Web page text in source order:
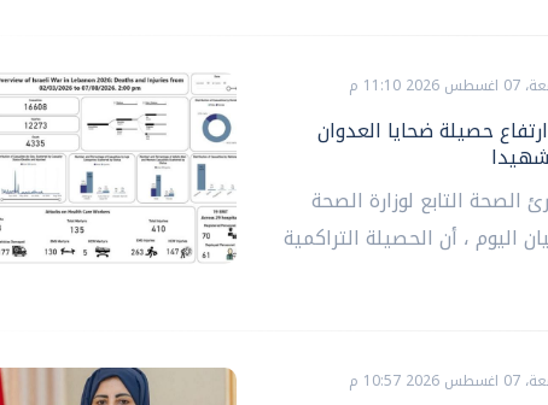
11:10 م
ارتفاع حصيلة ضحايا العدوان
الصحة التابع لوزارة الصحة
اليوم ، أن الحصيلة التراكمية
10:57 م